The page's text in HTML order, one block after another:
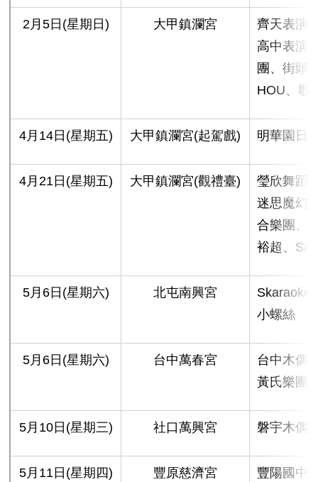
2月5日(星期日) 大甲鎮瀾宮
齊天表演
高中表演
團、街頭
HOU、歌
4月14日(星期五) 大甲鎮瀾宮(起駕戲) 明華園日
4月21日(星期五) 大甲鎮瀾宮(觀禮臺)
瑩欣舞蹈
迷思魔幻
合樂團、
裕超、
5月6日(星期六) 北屯南興宮
Skaraoke
小螺絲
5月6日(星期六) 台中萬春宮
台中木偶
黃氏樂團
5月10日(星期三) 社口萬興宮 磐宇木偶
5月11日(星期四) 豐原慈濟宮
豐陽國中